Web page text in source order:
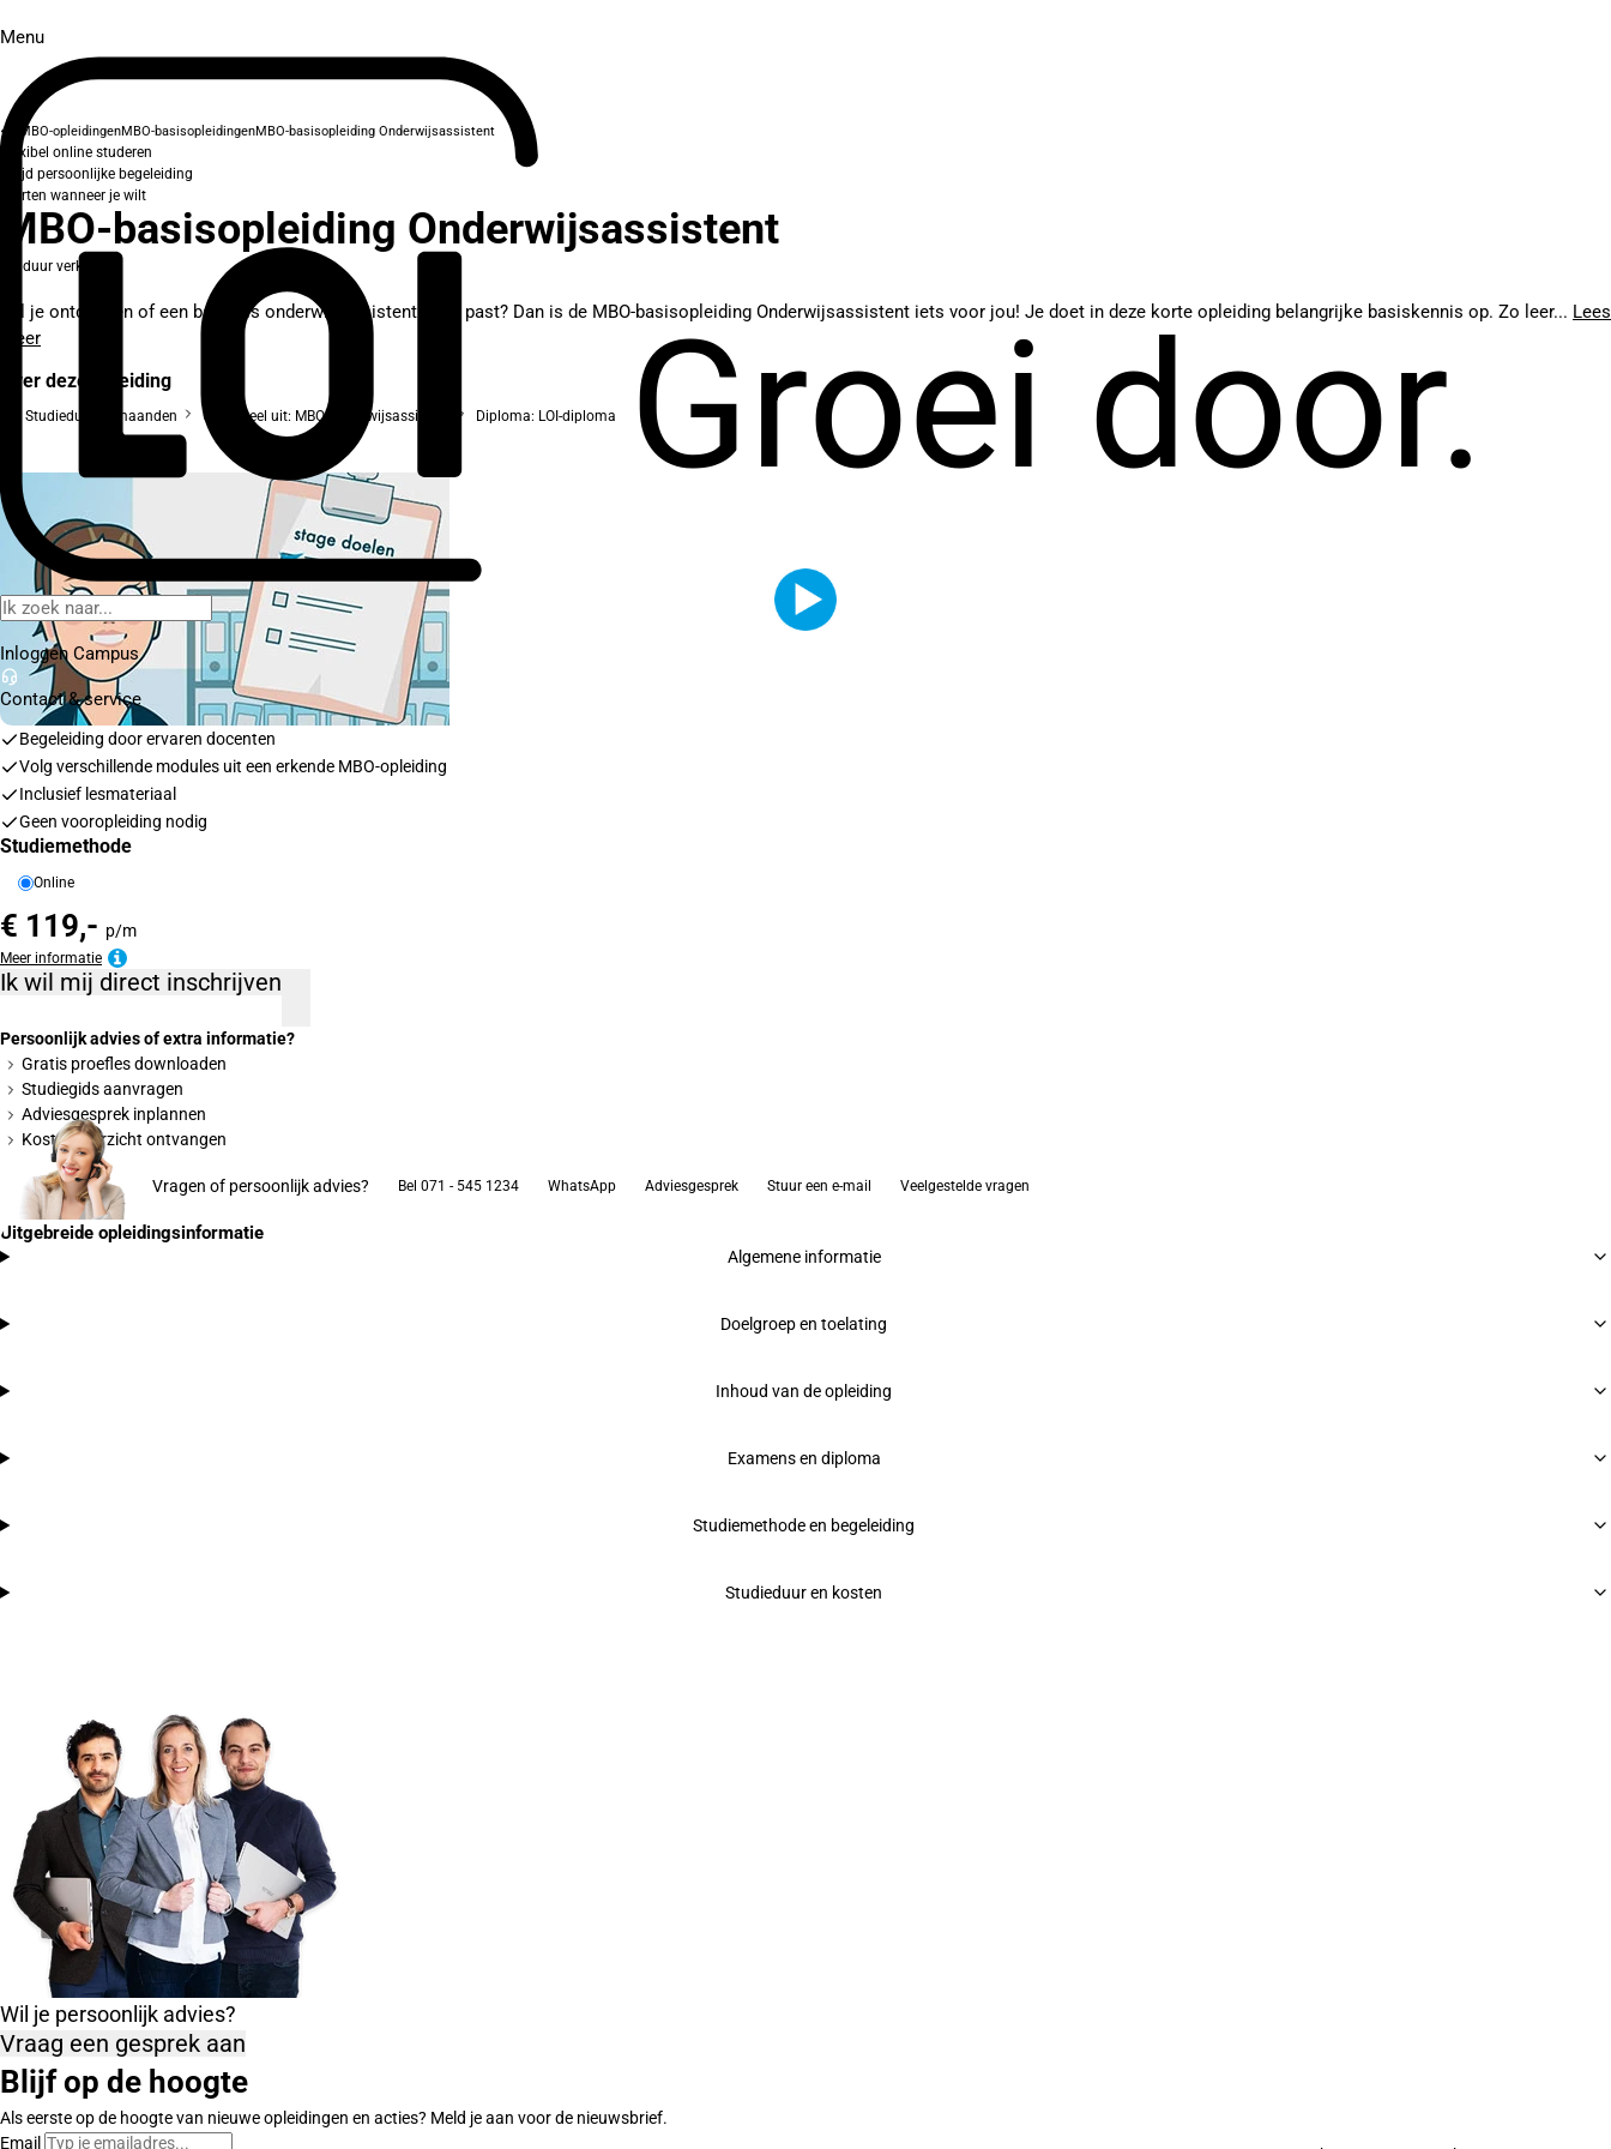
Menu
Groei door.
Inloggen Campus
Contact& service
MBO-opleidingenMBO-basisopleidingenMBO-basisopleiding Onderwijsassistent
Flexibel online studeren
Altijd persoonlijke begeleiding
Starten wanneer je wilt
MBO-basisopleiding Onderwijsassistent
In duur verkort
Wil je ontdekken of een baan als onderwijsassistent bij je past? Dan is de MBO-basisopleiding Onderwijsassistent iets voor jou! Je doet in deze korte opleiding belangrijke basiskennis op. Zo leer... Lees
meer
Over deze opleiding
Studieduur: 6 maanden Onderdeel uit: MBO Onderwijsassistent Diploma: LOI-diploma
Begeleiding door ervaren docenten
Volg verschillende modules uit een erkende MBO-opleiding
Inclusief lesmateriaal
Geen vooropleiding nodig
Studiemethode
Online
€ 119,- p/m
Meer informatie
Ik wil mij direct inschrijven
Persoonlijk advies of extra informatie?
Gratis proefles downloaden
Studiegids aanvragen
Adviesgesprek inplannen
Kostenoverzicht ontvangen
Vragen of persoonlijk advies? Bel 071 - 545 1234 WhatsApp Adviesgesprek Stuur een e-mail Veelgestelde vragen
Uitgebreide opleidingsinformatie
Algemene informatie
Doelgroep en toelating
Inhoud van de opleiding
Examens en diploma
Studiemethode en begeleiding
Studieduur en kosten
Wil je persoonlijk advies?
Vraag een gesprek aan
Blijf op de hoogte
Als eerste op de hoogte van nieuwe opleidingen en acties? Meld je aan voor de nieuwsbrief.
Email